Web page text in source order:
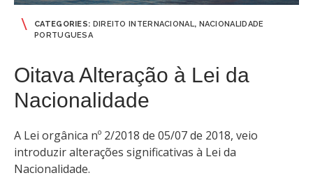
CATEGORIES: DIREITO INTERNACIONAL, NACIONALIDADE
PORTUGUESA
Oitava Alteração à Lei da
Nacionalidade
A Lei orgânica nº 2/2018 de 05/07 de 2018, veio
introduzir alterações significativas à Lei da
Nacionalidade.